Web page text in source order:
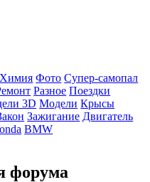
Химия Фото Супер-самопал
Разное Поездки
3D Модели Крысы
Зажигание Двигатель
BMW
форума